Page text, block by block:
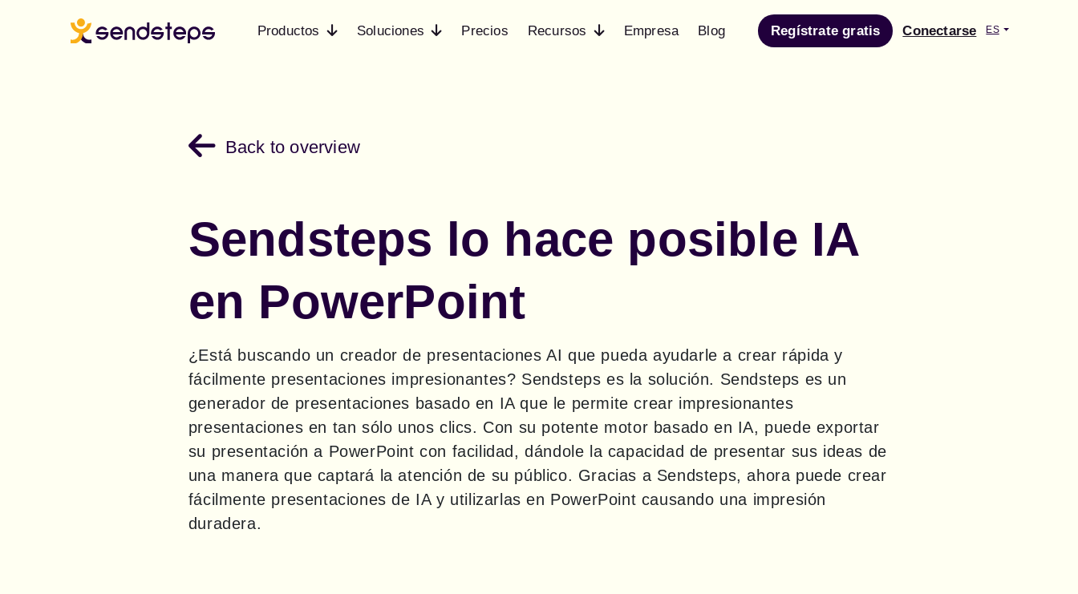
Productos Soluciones Precios Recursos Empresa Blog Regístrate gratis Conectarse ES
Back to overview
Sendsteps lo hace posible IA
en PowerPoint
¿Está buscando un creador de presentaciones AI que pueda ayudarle a crear rápida y
fácilmente presentaciones impresionantes? Sendsteps es la solución. Sendsteps es un
generador de presentaciones basado en IA que le permite crear impresionantes
presentaciones en tan sólo unos clics. Con su potente motor basado en IA, puede exportar
su presentación a PowerPoint con facilidad, dándole la capacidad de presentar sus ideas de
una manera que captará la atención de su público. Gracias a Sendsteps, ahora puede crear
fácilmente presentaciones de IA y utilizarlas en PowerPoint causando una impresión
duradera.